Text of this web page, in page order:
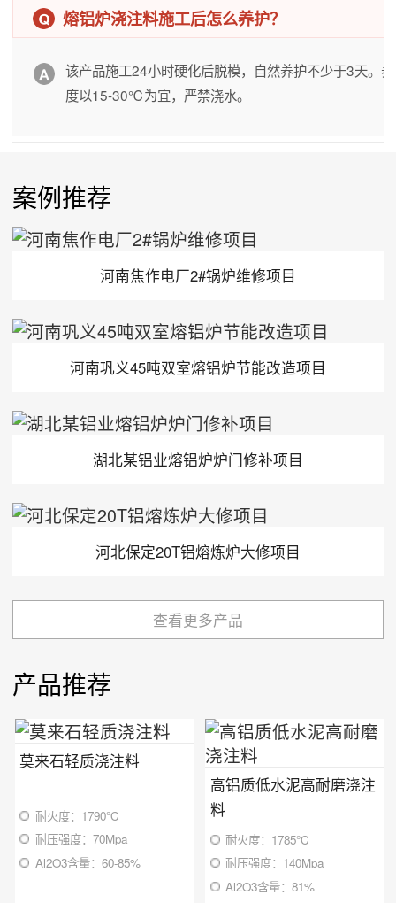
熔铝炉浇注料施工后怎么养护？
该产品施工24小时硬化后脱模，自然养护不少于3天。
度以15-30℃为宜，严禁浇水。
案例推荐
河南焦作电厂2#锅炉维修项目
河南巩义45吨双室熔铝炉节能改造项目
湖北某铝业熔铝炉炉门修补项目
河北保定20T铝熔炼炉大修项目
查看更多产品
产品推荐
莫来石轻质浇注料
耐火度：1790℃
耐压强度：70Mpa
Al2O3含量：60-85%
高铝质低水泥高耐磨浇注
料
耐火度：1785℃
耐压强度：140Mpa
Al2O3含量：81%